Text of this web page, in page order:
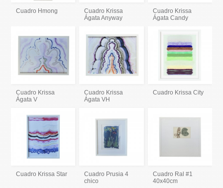
Cuadro Hmong
Cuadro Krissa
Ágata Anyway
Cuadro Krissa
Ágata Candy
Cuadro Krissa
Ágata V
Cuadro Krissa
Ágata VH
Cuadro Krissa City
Cuadro Krissa Star
Cuadro Prusia 4
chico
Cuadro Ral #1
40x40cm